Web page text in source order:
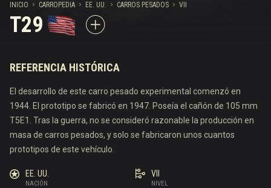
INICIO CARROPEDIA EE. UU. CARROS PESADOS VII
T29
REFERENCIA HISTÓRICA
El desarrollo de este carro pesado experimental comenzó en
1944. El prototipo se fabricó en 1947. Poseía el cañón de 105 mm
T5E1. Tras la guerra, no se consideró razonable la producción en
masa de carros pesados, y solo se fabricaron unos cuantos
prototipos de este vehículo.
NACIÓN
EE. UU.
NIVEL
VII